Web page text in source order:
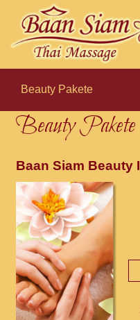
Beauty Pakete
Beauty Pakete
Baan Siam Beauty I